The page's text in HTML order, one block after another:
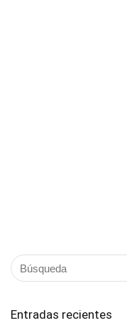
Entradas recientes